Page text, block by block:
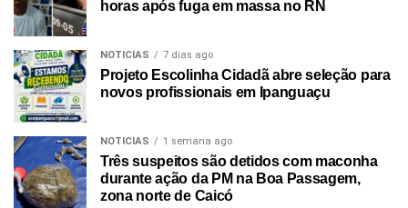
horas após fuga em massa no RN
NOTICIAS 7 dias ago
Projeto Escolinha Cidadã abre seleção para
novos profissionais em Ipanguaçu
NOTICIAS 1 semana ago
Três suspeitos são detidos com maconha
durante ação da PM na Boa Passagem,
zona norte de Caicó